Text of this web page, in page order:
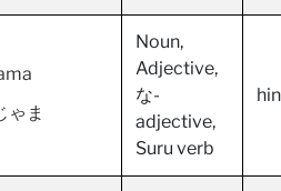
ゃま
Noun,
Adjective,
な-
adjective,
Suru verb